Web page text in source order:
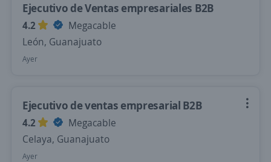
Ejecutivo de Ventas empresariales B2B
4.2
Megacable
León, Guanajuato
Ayer
Ejecutivo de ventas empresarial B2B
4.2
Megacable
Celaya, Guanajuato
Ayer